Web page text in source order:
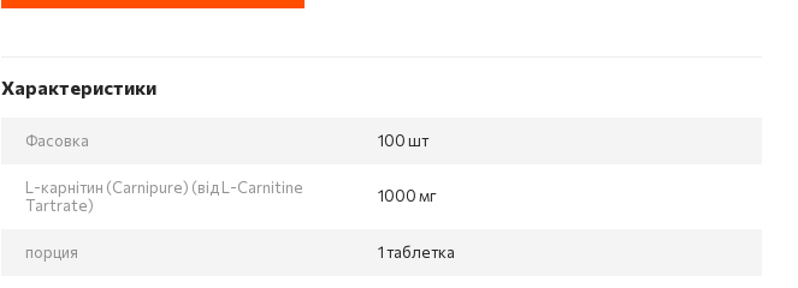
Характеристики
Фасовка 100 шт
L-карнітин (Carnipure) (від L-Carnitine
Tartrate)
1000 мг
порция 1 таблетка